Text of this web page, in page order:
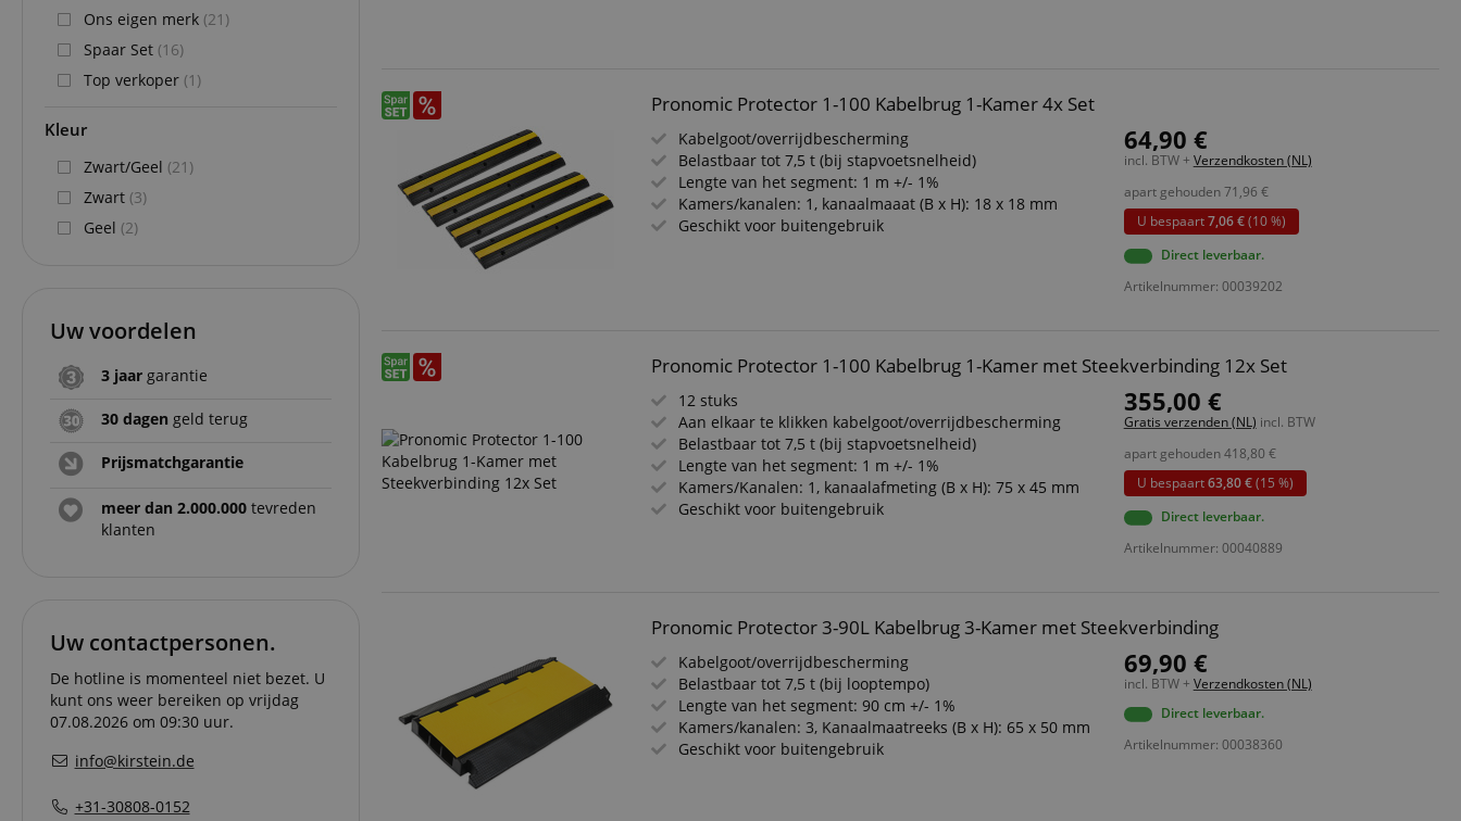
Pronomic Protector 1-100 Kabelbrug 1-Kamer 4x Set
Kabelgoot/overrijdbescherming
Belastbaar tot 7,5 t (bij stapvoetsnelheid)
Lengte van het segment: 1 m +/- 1%
Kamers/kanalen: 1, kanaalmaaat (B x H): 18 x 18 mm
Geschikt voor buitengebruik
64,90 €
incl. BTW + Verzendkosten (NL)
apart gehouden71,96 €
U bespaart7,06 €(10 %)
Direct leverbaar.
Artikelnummer: 00039202
Pronomic Protector 1-100 Kabelbrug 1-Kamer met Steekverbinding 12x Set
12 stuks
Aan elkaar te klikken kabelgoot/overrijdbescherming
Belastbaar tot 7,5 t (bij stapvoetsnelheid)
Lengte van het segment: 1 m +/- 1%
Kamers/Kanalen: 1, kanaalafmeting (B x H): 75 x 45 mm
Geschikt voor buitengebruik
355,00 €
Gratis verzenden (NL) incl. BTW
apart gehouden418,80 €
U bespaart63,80 €(15 %)
Direct leverbaar.
Artikelnummer: 00040889
Pronomic Protector 3-90L Kabelbrug 3-Kamer met Steekverbinding
Kabelgoot/overrijdbescherming
Belastbaar tot 7,5 t (bij looptempo)
Lengte van het segment: 90 cm +/- 1%
Kamers/kanalen: 3, Kanaalmaatreeks (B x H): 65 x 50 mm
Geschikt voor buitengebruik
69,90 €
incl. BTW + Verzendkosten (NL)
Direct leverbaar.
Artikelnummer: 00038360
Ons eigen merk (21)
Spaar Set (16)
Top verkoper (1)
Kleur
Zwart/Geel (21)
Zwart (3)
Geel (2)
Uw voordelen
3 jaar garantie
30 dagen geld terug
Prijsmatchgarantie
meer dan 2.000.000 tevreden
klanten
Uw contactpersonen.
De hotline is momenteel niet bezet. U
kunt ons weer bereiken op vrijdag
07.08.2026 om 09:30 uur.
info@kirstein.de
+31-30808-0152